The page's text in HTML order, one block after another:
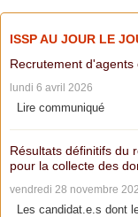
ISSP AU JOUR LE
Recrutement d'agents
lundi 6 avril 2026
Lire communiqué
Résultats définitifs du
pour la collecte des
vendredi 28 novembre
Les candidat.e.s dont